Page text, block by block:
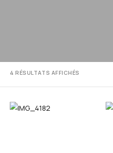
4 RÉSULTATS AFFICHÉS